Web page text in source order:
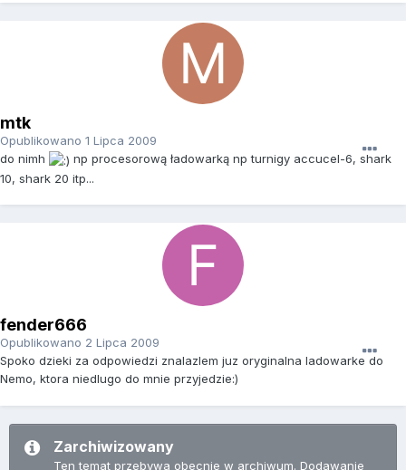
mtk
Opublikowano 1 Lipca 2009
do nimh
np procesorową ładowarką np turnigy accucel-6, shark
10, shark 20 itp...
fender666
Opublikowano 2 Lipca 2009
Spoko dzieki za odpowiedzi znalazlem juz oryginalna ladowarke do
Nemo, ktora niedlugo do mnie przyjedzie:)
Zarchiwizowany
Ten temat przebywa obecnie w archiwum. Dodawanie